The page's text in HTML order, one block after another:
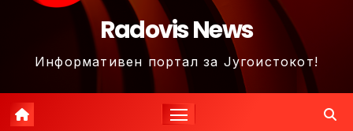
Radovis News
Информативен портал за Југоистокот!